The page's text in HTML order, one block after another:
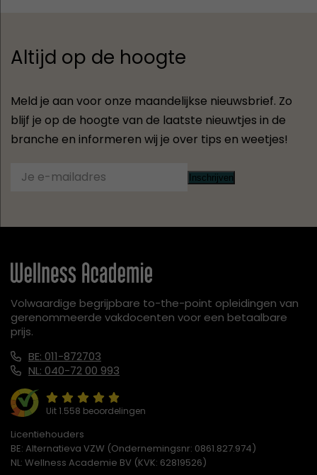
Altijd op de hoogte
Meld je aan voor onze maandelijkse nieuwsbrief. Zo
blijf je op de hoogte van de laatste nieuwtjes in de
branche en informeren wij je over tips en weetjes!
Inschrijven
Volwaardige begrijpbare to-the-point opleidingen van
gerenommeerde vakdocenten voor een betaalbare
prijs.
BE: 011-872703
NL: 040-72 00 993
Uit 1.558 beoordelingen
Licentiehouders
BE: Alternatieva VZW (Ondernemingsnr: 0861.827.974)
NL: Wellness Academie BV (KVK: 62819526)